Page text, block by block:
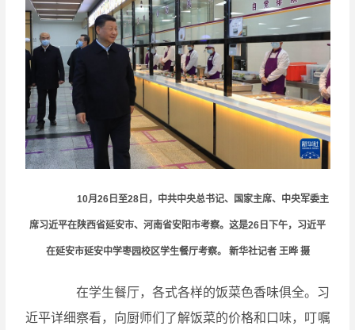
10月26日至28日，中共中央总书记、国家主席、中央军委主
席习近平在陕西省延安市、河南省安阳市考察。这是26日下午，习近平
在延安市延安中学枣园校区学生餐厅考察。 新华社记者 王晔 摄
在学生餐厅，各式各样的饭菜色香味俱全。习
近平详细察看，向厨师们了解饭菜的价格和口味，叮嘱